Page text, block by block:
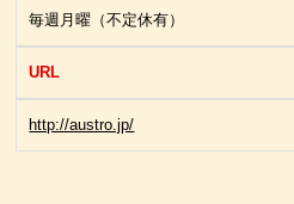
毎週月曜（不定休有）
URL
http://austro.jp/